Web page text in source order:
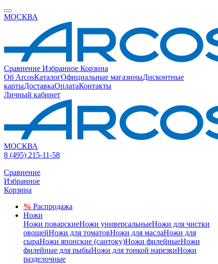
МОСКВА
Сравнение Избранное Корзина
Об ArcosКаталогОфициальные магазиныДисконтные
картыДоставкаОплатаКонтакты
Личный кабинет
МОСКВА
8 (495) 215-11-58
Сравнение
Избранное
Корзина
% Распродажа
Ножи
Ножи поварскиеНожи универсальныеНожи для чистки
овощейНожи для томатовНожи для маслаНожи для
сыраНожи японские (сантоку)Ножи филейныеНожи
филейные для рыбыНожи для тонкой нарезкиНожи
разделочные